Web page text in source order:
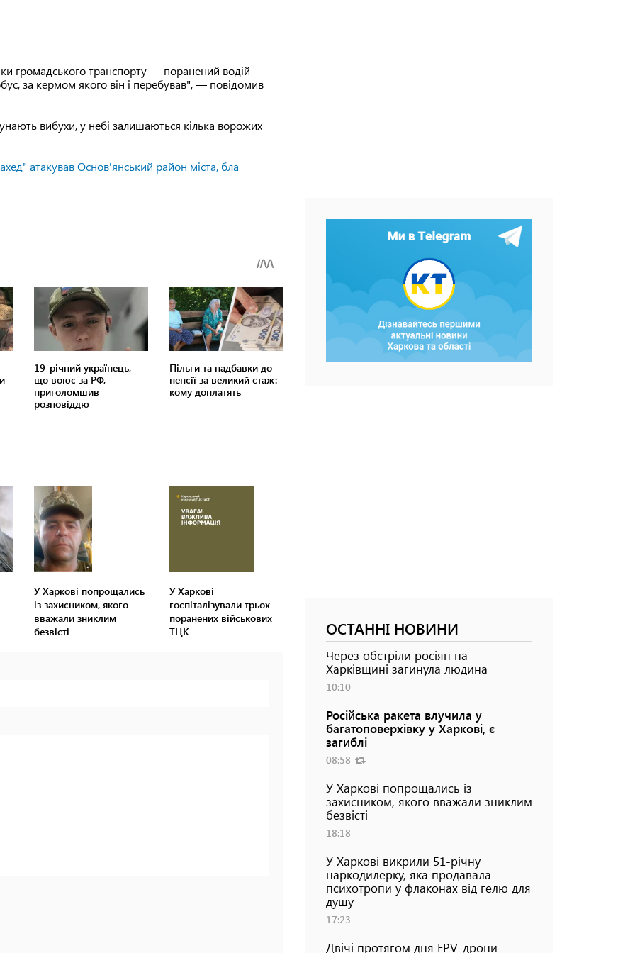
громадського транспорту — поранений водій
за кермом якого він і перебував", — повідомив
вибухи, у небі залишаються кілька ворожих
атакував Основ'янський район міста, бла
У Харкові попрощались
із захисником, якого
вважали зниклим
безвісті
У Харкові
госпіталізували трьох
поранених військових
ТЦК
ОСТАННІ НОВИНИ
Через обстріли росіян на
Харківщині загинула людина
10:10
Російська ракета влучила у
багатоповерхівку у Харкові, є
загиблі
08:58
У Харкові попрощались із
захисником, якого вважали зниклим
безвісті
18:18
У Харкові викрили 51-річну
наркодилерку, яка продавала
психотропи у флаконах від гелю для
душу
17:23
Двічі протягом дня FPV-дрони